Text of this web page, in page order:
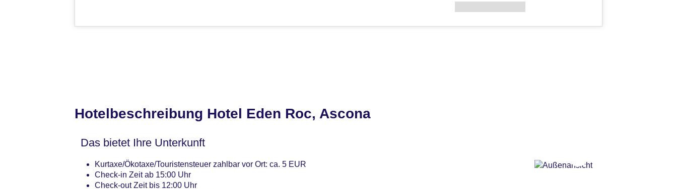
Hotelbeschreibung Hotel Eden Roc, Ascona
Das bietet Ihre Unterkunft
Kurtaxe/Ökotaxe/Touristensteuer zahlbar vor Ort: ca. 5 EUR
Check-in Zeit ab 15:00 Uhr
Check-out Zeit bis 12:00 Uhr